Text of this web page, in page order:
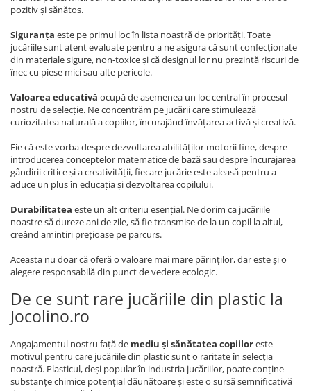
pozitiv și sănătos.
Siguranța este pe primul loc în lista noastră de priorități. Toate
jucăriile sunt atent evaluate pentru a ne asigura că sunt confecționate
din materiale sigure, non-toxice și că designul lor nu prezintă riscuri de
înec cu piese mici sau alte pericole.
Valoarea educativă ocupă de asemenea un loc central în procesul
nostru de selecție. Ne concentrăm pe jucării care stimulează
curiozitatea naturală a copiilor, încurajând învățarea activă și creativă.
Fie că este vorba despre dezvoltarea abilităților motorii fine, despre
introducerea conceptelor matematice de bază sau despre încurajarea
gândirii critice și a creativității, fiecare jucărie este aleasă pentru a
aduce un plus în educația și dezvoltarea copilului.
Durabilitatea este un alt criteriu esențial. Ne dorim ca jucăriile
noastre să dureze ani de zile, să fie transmise de la un copil la altul,
creând amintiri prețioase pe parcurs.
Aceasta nu doar că oferă o valoare mai mare părinților, dar este și o
alegere responsabilă din punct de vedere ecologic.
De ce sunt rare jucăriile din plastic la
Jocolino.ro
Angajamentul nostru față de mediu și sănătatea copiiloreste
motivul pentru care jucăriile din plastic sunt o raritate în selecția
noastră. Plasticul, deși popular în industria jucăriilor, poate conține
substanțe chimice potențial dăunătoare și este o sursă semnificativă